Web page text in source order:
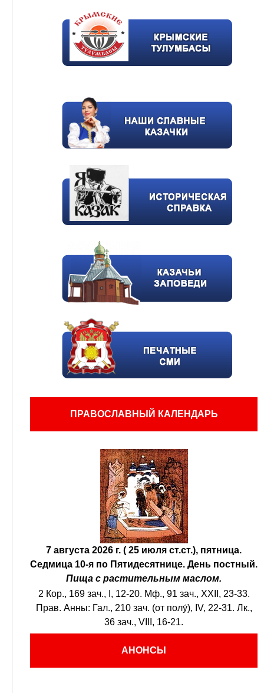
ПРАВОСЛАВНЫЙ КАЛЕНДАРЬ
7 августа 2026 г. ( 25 июля ст.ст.), пятница.
Седмица 10-я по Пятидесятнице. День постный.
Пища с растительным маслом.
2 Кор., 169 зач., I, 12-20. Мф., 91 зач., XXII, 23-33.
Прав. Анны: Гал., 210 зач. (от полу́), IV, 22-31. Лк.,
36 зач., VIII, 16-21.
АНОНСЫ